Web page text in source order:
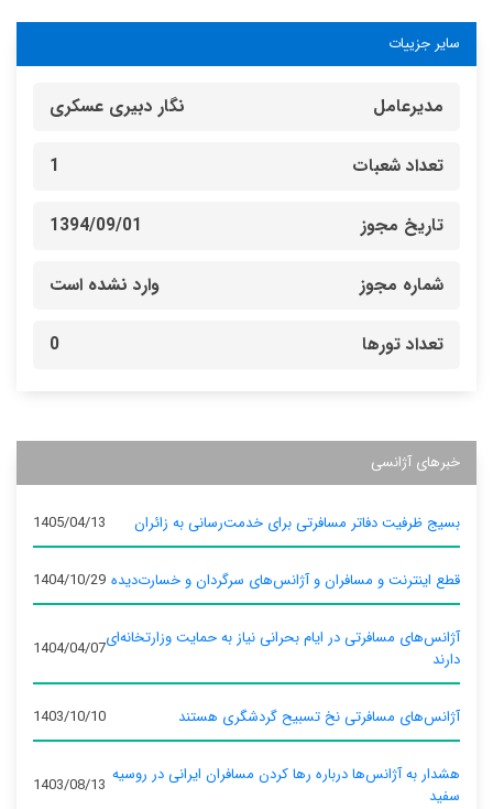
سایر جزییات
مدیرعامل نگار دبیری عسکری
تعداد شعبات 1
تاریخ مجوز 1394/09/01
شماره مجوز وارد نشده است
تعداد تورها 0
خبرهای آژانسی
بسیج ظرفیت دفاتر مسافرتی برای خدمت‌رسانی به زائران 1405/04/13
قطع اینترنت و مسافران و آژانس‌های سرگردان و خسارت‌دیده 1404/10/29
آژانس‌های مسافرتی در ایام بحرانی نیاز به حمایت وزارتخانه‌ای
دارند
1404/04/07
آژانس‌های مسافرتی نخ تسبیح گردشگری هستند 1403/10/10
هشدار به آژانس‌ها درباره رها کردن مسافران ایرانی در روسیه
سفید
1403/08/13